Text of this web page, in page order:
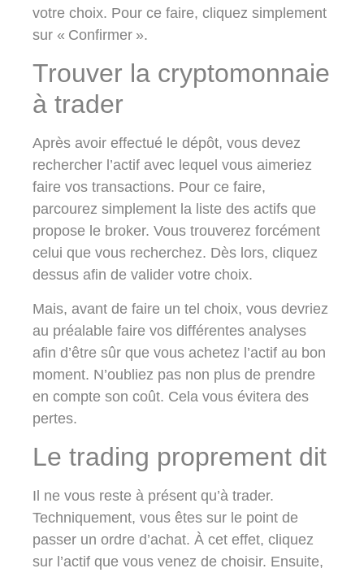
votre choix. Pour ce faire, cliquez simplement
sur « Confirmer ».
Trouver la cryptomonnaie
à trader
Après avoir effectué le dépôt, vous devez
rechercher l’actif avec lequel vous aimeriez
faire vos transactions. Pour ce faire,
parcourez simplement la liste des actifs que
propose le broker. Vous trouverez forcément
celui que vous recherchez. Dès lors, cliquez
dessus afin de valider votre choix.
Mais, avant de faire un tel choix, vous devriez
au préalable faire vos différentes analyses
afin d’être sûr que vous achetez l’actif au bon
moment. N’oubliez pas non plus de prendre
en compte son coût. Cela vous évitera des
pertes.
Le trading proprement dit
Il ne vous reste à présent qu’à trader.
Techniquement, vous êtes sur le point de
passer un ordre d’achat. À cet effet, cliquez
sur l’actif que vous venez de choisir. Ensuite,